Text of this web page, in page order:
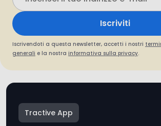
generali
l'app gratuita Tractive